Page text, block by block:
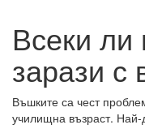
Всеки
зарази с
Въшките са чест
училищна възраст. Най-